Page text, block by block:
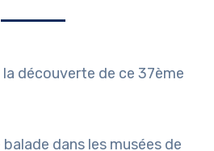
découverte de ce 37ème
dans les musées de